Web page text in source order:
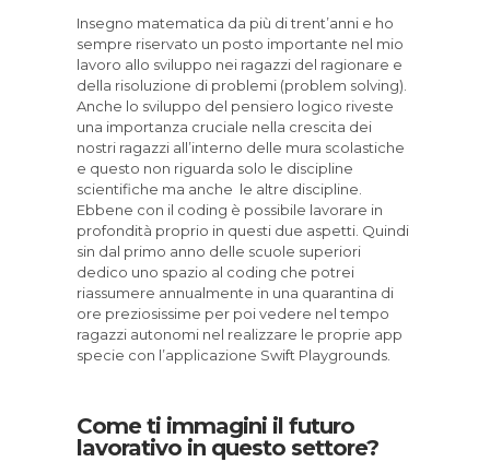
Insegno matematica da più di trent’anni e ho
sempre riservato un posto importante nel mio
lavoro allo sviluppo nei ragazzi del ragionare e
della risoluzione di problemi (problem solving).
Anche lo sviluppo del pensiero logico riveste
una importanza cruciale nella crescita dei
nostri ragazzi all’interno delle mura scolastiche
e questo non riguarda solo le discipline
scientifiche ma anche le altre discipline.
Ebbene con il coding è possibile lavorare in
profondità proprio in questi due aspetti. Quindi
sin dal primo anno delle scuole superiori
dedico uno spazio al coding che potrei
riassumere annualmente in una quarantina di
ore preziosissime per poi vedere nel tempo
ragazzi autonomi nel realizzare le proprie app
specie con l’applicazione Swift Playgrounds.
Come ti immagini il futuro
lavorativo in questo settore?